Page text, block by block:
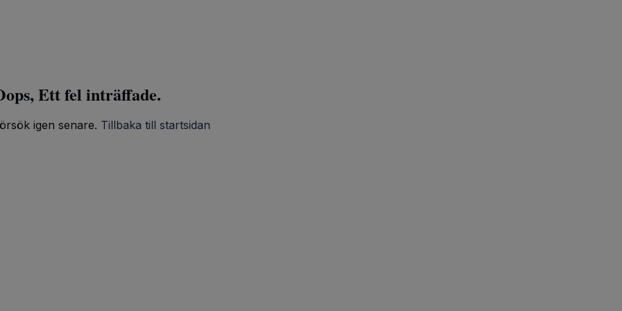
Ett fel inträffade.
igen senare. Tillbaka till startsidan